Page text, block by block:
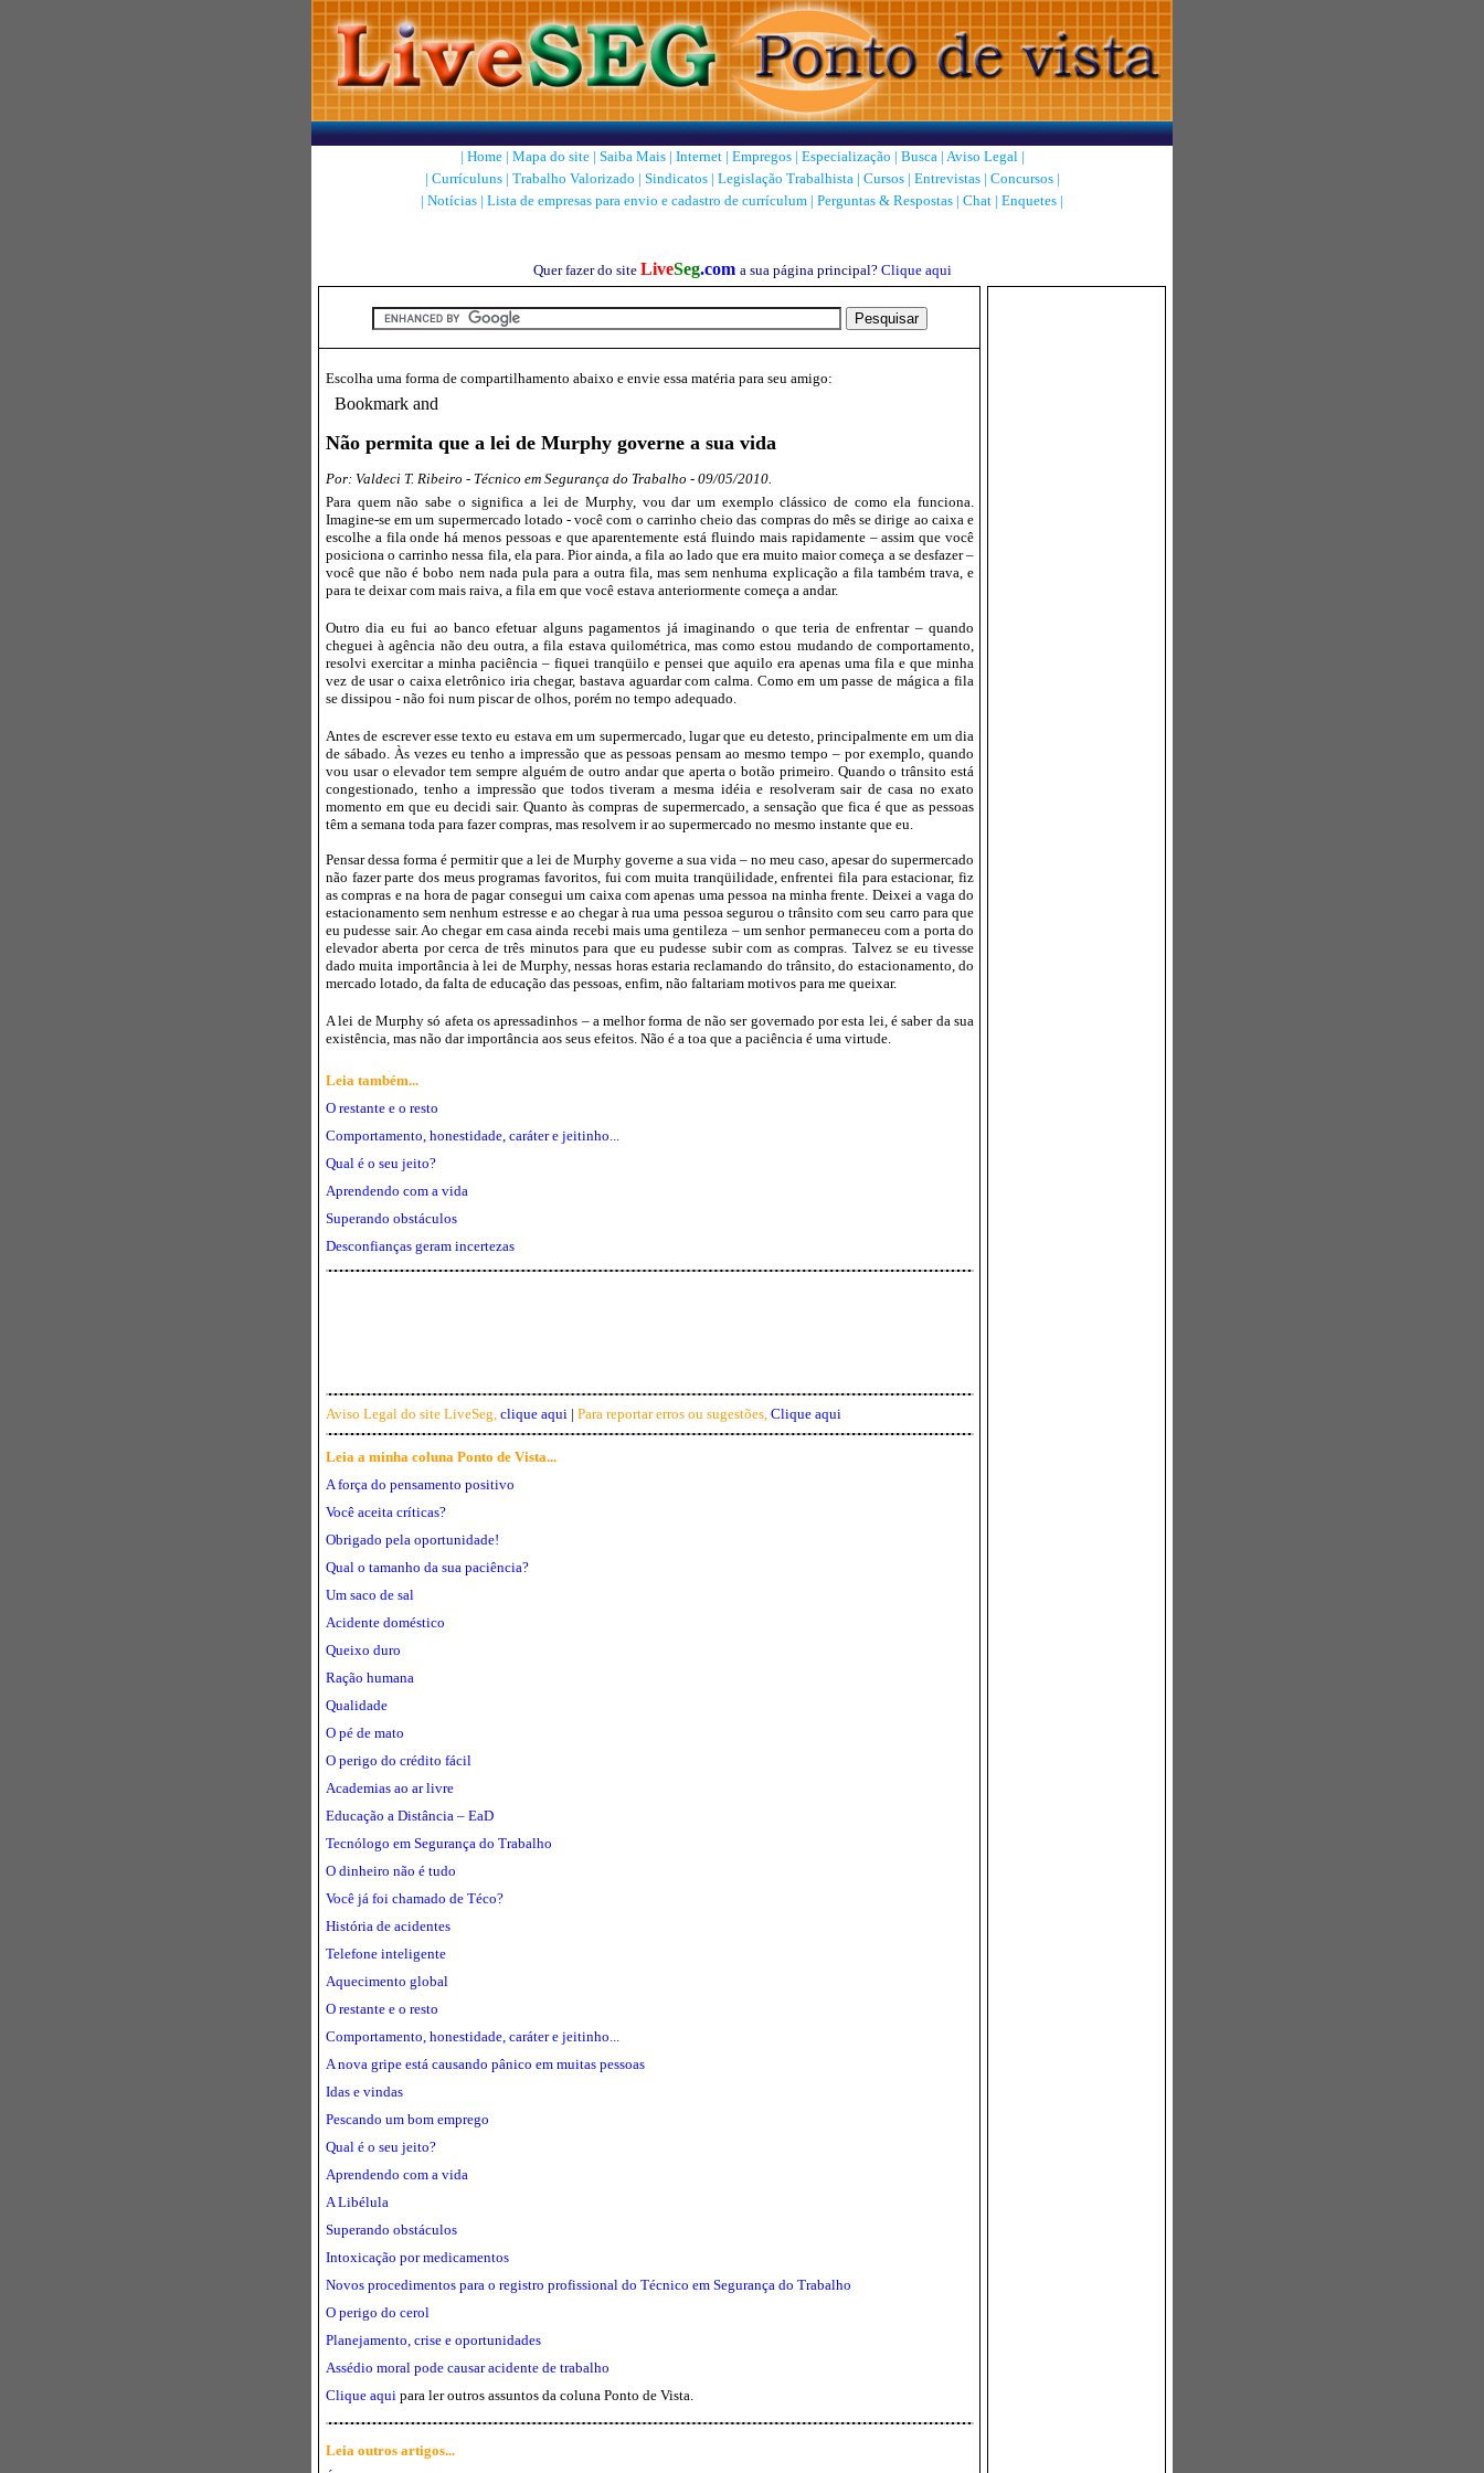
| Home| Mapa do site| Saiba Mais| Internet| Empregos | Especialização | Busca| Aviso Legal|
| Currículuns| Trabalho Valorizado | Sindicatos| Legislação Trabalhista| Cursos| Entrevistas| Concursos|
| Notícias | Lista de empresas para envio e cadastro de currículum | Perguntas & Respostas | Chat | Enquetes |
Quer fazer do site LiveSeg.com a sua página principal? Clique aqui
Escolha uma forma de compartilhamento abaixo e envie essa matéria para seu amigo:
Não permita que a lei de Murphy governe a sua vida
Por: Valdeci T. Ribeiro - Técnico em Segurança do Trabalho - 09/05/2010.
Para quem não sabe o significa a lei de Murphy, vou dar um exemplo clássico de como ela funciona.
Imagine-se em um supermercado lotado - você com o carrinho cheio das compras do mês se dirige ao caixa e
escolhe a fila onde há menos pessoas e que aparentemente está fluindo mais rapidamente – assim que você
posiciona o carrinho nessa fila, ela para. Pior ainda, a fila ao lado que era muito maior começa a se desfazer –
você que não é bobo nem nada pula para a outra fila, mas sem nenhuma explicação a fila também trava, e
para te deixar com mais raiva, a fila em que você estava anteriormente começa a andar.
Outro dia eu fui ao banco efetuar alguns pagamentos já imaginando o que teria de enfrentar – quando
cheguei à agência não deu outra, a fila estava quilométrica, mas como estou mudando de comportamento,
resolvi exercitar a minha paciência – fiquei tranqüilo e pensei que aquilo era apenas uma fila e que minha
vez de usar o caixa eletrônico iria chegar, bastava aguardar com calma. Como em um passe de mágica a fila
se dissipou - não foi num piscar de olhos, porém no tempo adequado.
Antes de escrever esse texto eu estava em um supermercado, lugar que eu detesto, principalmente em um dia
de sábado. Às vezes eu tenho a impressão que as pessoas pensam ao mesmo tempo – por exemplo, quando
vou usar o elevador tem sempre alguém de outro andar que aperta o botão primeiro. Quando o trânsito está
congestionado, tenho a impressão que todos tiveram a mesma idéia e resolveram sair de casa no exato
momento em que eu decidi sair. Quanto às compras de supermercado, a sensação que fica é que as pessoas
têm a semana toda para fazer compras, mas resolvem ir ao supermercado no mesmo instante que eu.
Pensar dessa forma é permitir que a lei de Murphy governe a sua vida – no meu caso, apesar do supermercado
não fazer parte dos meus programas favoritos, fui com muita tranqüilidade, enfrentei fila para estacionar, fiz
as compras e na hora de pagar consegui um caixa com apenas uma pessoa na minha frente. Deixei a vaga do
estacionamento sem nenhum estresse e ao chegar à rua uma pessoa segurou o trânsito com seu carro para que
eu pudesse sair. Ao chegar em casa ainda recebi mais uma gentileza – um senhor permaneceu com a porta do
elevador aberta por cerca de três minutos para que eu pudesse subir com as compras. Talvez se eu tivesse
dado muita importância à lei de Murphy, nessas horas estaria reclamando do trânsito, do estacionamento, do
mercado lotado, da falta de educação das pessoas, enfim, não faltariam motivos para me queixar.
A lei de Murphy só afeta os apressadinhos – a melhor forma de não ser governado por esta lei, é saber da sua
existência, mas não dar importância aos seus efeitos. Não é a toa que a paciência é uma virtude.
Leia também...
O restante e o resto
Comportamento, honestidade, caráter e jeitinho...
Qual é o seu jeito?
Aprendendo com a vida
Superando obstáculos
Desconfianças geram incertezas
Aviso Legal do site LiveSeg, clique aqui | Para reportar erros ou sugestões, Clique aqui
Leia a minha coluna Ponto de Vista...
A força do pensamento positivo
Você aceita críticas?
Obrigado pela oportunidade!
Qual o tamanho da sua paciência?
Um saco de sal
Acidente doméstico
Queixo duro
Ração humana
Qualidade
O pé de mato
O perigo do crédito fácil
Academias ao ar livre
Educação a Distância – EaD
Tecnólogo em Segurança do Trabalho
O dinheiro não é tudo
Você já foi chamado de Téco?
História de acidentes
Telefone inteligente
Aquecimento global
O restante e o resto
Comportamento, honestidade, caráter e jeitinho...
A nova gripe está causando pânico em muitas pessoas
Idas e vindas
Pescando um bom emprego
Qual é o seu jeito?
Aprendendo com a vida
A Libélula
Superando obstáculos
Intoxicação por medicamentos
Novos procedimentos para o registro profissional do Técnico em Segurança do Trabalho
O perigo do cerol
Planejamento, crise e oportunidades
Assédio moral pode causar acidente de trabalho
Clique aqui para ler outros assuntos da coluna Ponto de Vista.
Leia outros artigos...